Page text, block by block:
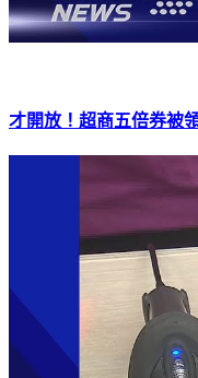
才開放！超商五倍券被